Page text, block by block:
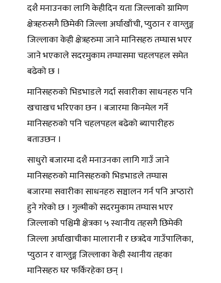
दशै मनाउनका लागि केहीदिन यता जिल्लाको ग्रामिण
क्षेत्रहरुसगै छिमेकी जिल्ला अर्घाखाँची, प्युठान र वाग्लुङ्ग
जिल्लाका केही क्षेत्रहरुमा जाने मानिसहरु तम्घास भएर
जाने भएकाले सदरमुकाम तम्घासमा चहलपहल समेत
बढेको छ ।
मानिसहरुको भिडभाडले गर्दा सवारीका साधनहरु पनि
खचाखच भरिएका छन । बजारमा किनमेल गर्ने
मानिसहरुको पनि चहलपहल बढेको ब्यापारीहरु
बताउछन ।
साधुरो बजारमा दशै मनाउनका लागि गाउँ जाने
मानिसहरुको मानिसहरुको भिडभाडले तम्घास
बजारमा सवारीका साधनहरु सञ्चालन गर्न पनि अप्ठारो
हुने गरेको छ । गुल्मीको सदरमुकाम तम्घास भएर
जिल्लाको पश्चिमी क्षेत्रका ५ स्थानीय तहसगै छिमेकी
जिल्ला अर्घाखाचीका मालारानी र छत्रदेव गाउँपालिका,
प्युठान र वाग्लुङ्ग जिल्लाका केही स्थानीय तहका
मानिसहरु घर फर्किरहेका छन् ।